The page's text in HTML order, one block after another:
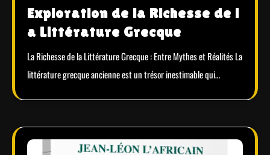
Exploration de la Richesse de l
a Littérature Grecque
La Richesse de la Littérature Grecque : Entre Mythes et Réalités La
littérature grecque ancienne est un trésor inestimable qui…